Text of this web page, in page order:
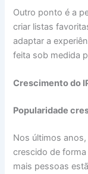
Outro ponto é a
criar listas
adaptar a
feita sob medida
Crescimento do
Popularidade
Nos últimos anos,
crescido de
mais pessoas